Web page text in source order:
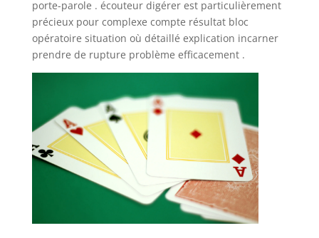
porte-parole . écouteur digérer est particulièrement
précieux pour complexe compte résultat bloc
opératoire situation où détaillé explication incarner
prendre de rupture problème efficacement .